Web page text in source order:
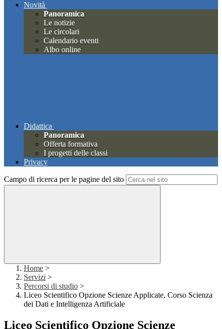
Novità
Panoramica
Le notizie
Le circolari
Calendario eventi
Albo online
Didattica
Panoramica
Offerta formativa
I progetti delle classi
Privacy
Campo di ricerca per le pagine del sito
Home >
Servizi >
Percorsi di studio >
Liceo Scientifico Opzione Scienze Applicate, Corso Scienza
dei Dati e Intelligenza Artificiale
Liceo Scientifico Opzione Scienze